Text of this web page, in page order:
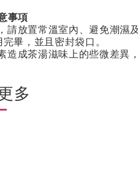
事項
請放置常溫室內、避免潮濕
畢，並且密封袋口。
成茶湯滋味上的些微差異
多